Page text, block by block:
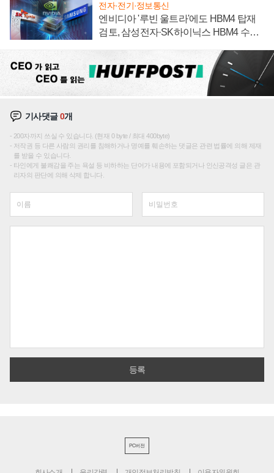
전자·전기·정보통신
엔비디아 '루빈 울트라'에도 HBM4 탑재
검토, 삼성전자·SK하이닉스 HBM4 수율
기사댓글0개
200자까지 쓰실 수 있습니다. (현재 0 byte / 최대 400byte)
저작권 등 다른 사람의 권리를 침해하거나 명예를 훼손하는 댓글은 관련 법률에 의해 제재
를 받을 수 있습니다.
타인에게 불쾌감을 주는 욕설 등 비하하는 단어가 내용에 포함되거나 인신공격성 글은 관
리자의 판단에 의해 삭제 합니다.
PC버전